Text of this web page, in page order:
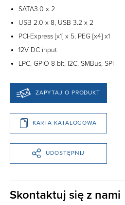
SATA3.0 x 2
USB 2.0 x 8, USB 3.2 x 2
PCI-Express [x1] x 5, PEG [x4] x1
12V DC input
LPC, GPIO 8-bit, I2C, SMBus, SPI
ZAPYTAJ O PRODUKT
KARTA KATALOGOWA
UDOSTĘPNIJ
Skontaktuj się z nami